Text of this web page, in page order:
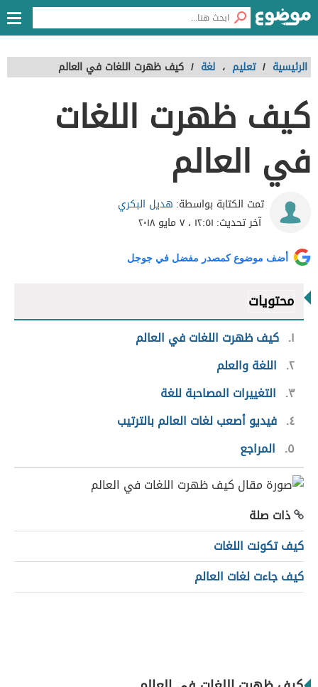
الرئيسية / تعليم ، لغة / كيف ظهرت اللغات في العالم
كيف ظهرت اللغات
في العالم
تمت الكتابة بواسطة: هديل البكري
آخر تحديث: ١٢:٥١ ، ٧ مايو ٢٠١٨
أضف موضوع كمصدر مفضل في جوجل
محتويات
١ كيف ظهرت اللغات في العالم
٢ اللغة والعلم
٣
التغييرات المصاحبة للغة
٤ فيديو أصعب لغات العالم بالترتيب
٥
المراجع
ذات صلة
كيف تكونت اللغات
كيف جاءت لغات العالم